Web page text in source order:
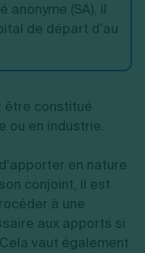
anonyme (SA), il
de départ d’au
être constitué
ou en industrie.
en nature
conjoint, il est
à une
aux apports si
vaut également